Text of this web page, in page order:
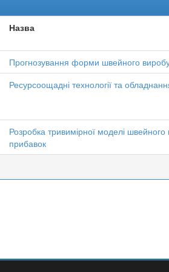
Назва
Прогнозування форми швейного виробу
Ресурсоощадні технології та
Розробка тривимірної моделі
прибавок